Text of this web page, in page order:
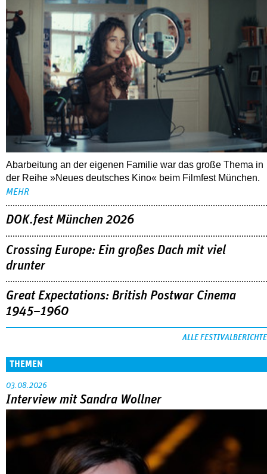
Abarbeitung an der eigenen Familie war das große Thema in
der Reihe »Neues deutsches Kino« beim Filmfest München.
MEHR
DOK.fest München 2026
Crossing Europe: Ein großes Dach mit viel
drunter
Great Expectations: British Postwar Cinema
1945–1960
ALLE FESTIVALBERICHTE
03.08.2026
Interview mit Sandra Wollner